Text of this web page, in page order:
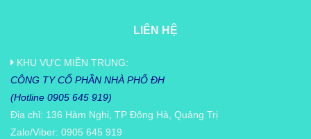
LIÊN HỆ
KHU VỰC MIỀN TRUNG:
CÔNG TY CỔ PHẦN NHÀ PHỐ ĐH
(Hotline 0905 645 919)
Địa chỉ: 136 Hàm Nghi, TP Đông Hà, Quảng Trị
Zalo/Viber: 0905 645 919